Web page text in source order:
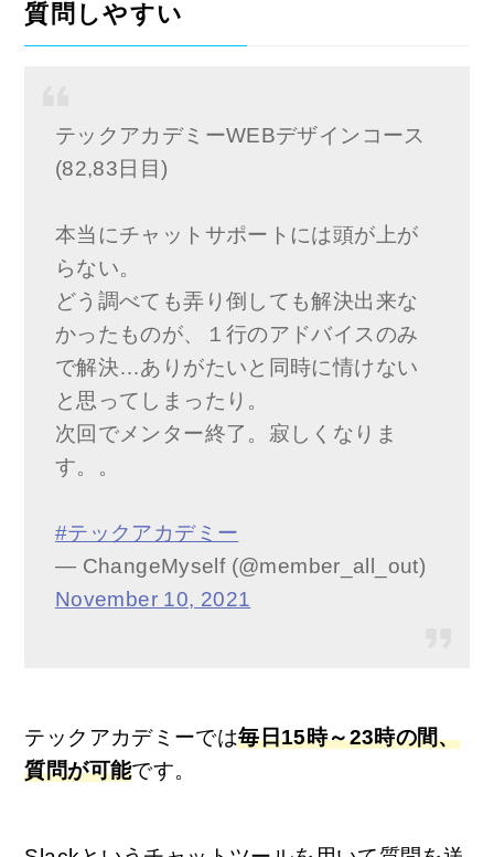
質問しやすい
テックアカデミーWEBデザインコース
(82,83日目)
本当にチャットサポートには頭が上が
らない。
どう調べても弄り倒しても解決出来な
かったものが、１行のアドバイスのみ
で解決…ありがたいと同時に情けない
と思ってしまったり。
次回でメンター終了。寂しくなりま
す。。
#テックアカデミー
— ChangeMyself (@member_all_out)
November 10, 2021
テックアカデミーでは毎日15時～23時の間、
質問が可能です。